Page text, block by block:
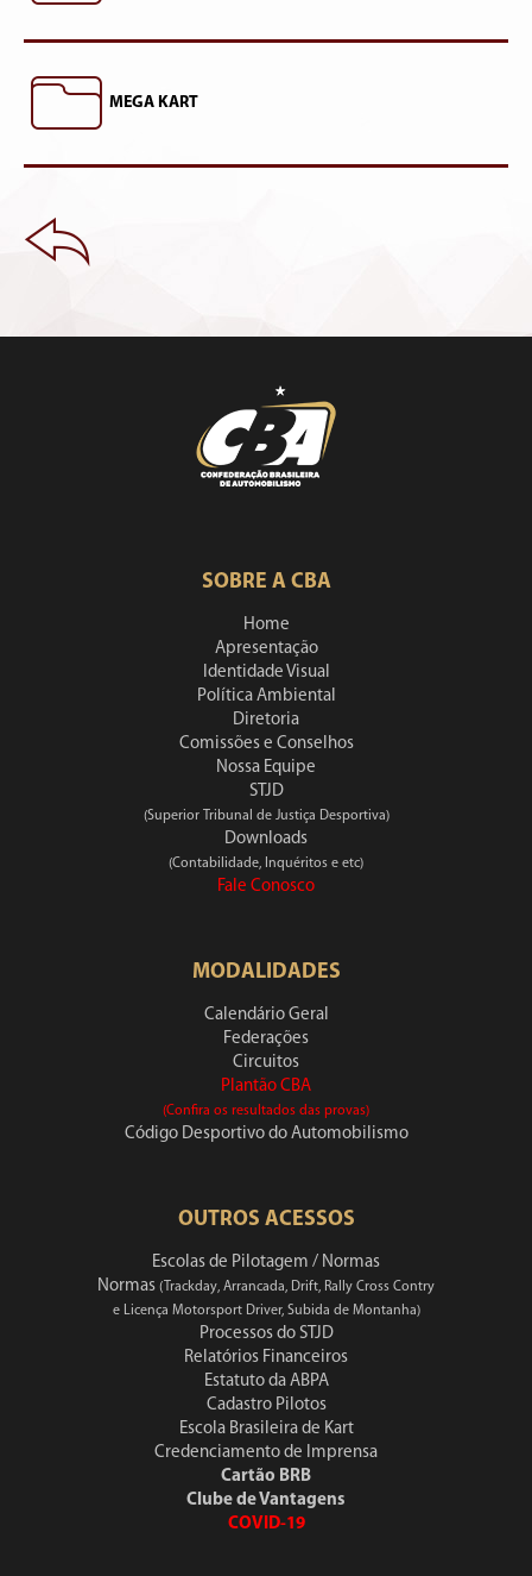
MEGA KART
SOBRE A CBA
Home
Apresentação
Identidade Visual
Política Ambiental
Diretoria
Comissões e Conselhos
Nossa Equipe
STJD
(Superior Tribunal de Justiça Desportiva)
Downloads
(Contabilidade, Inquéritos e etc)
Fale Conosco
MODALIDADES
Calendário Geral
Federações
Circuitos
Plantão CBA
(Confira os resultados das provas)
Código Desportivo do Automobilismo
OUTROS ACESSOS
Escolas de Pilotagem / Normas
Normas (Trackday, Arrancada, Drift, Rally Cross Contry
e Licença Motorsport Driver, Subida de Montanha)
Processos do STJD
Relatórios Financeiros
Estatuto da ABPA
Cadastro Pilotos
Escola Brasileira de Kart
Credenciamento de Imprensa
Cartão BRB
Clube de Vantagens
COVID-19